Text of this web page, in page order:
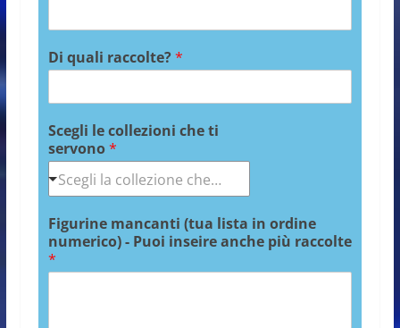
Di quali raccolte?*
Scegli le collezioni che ti
servono*
Figurine mancanti (tua lista in ordine
numerico) - Puoi inseire anche più raccolte
*